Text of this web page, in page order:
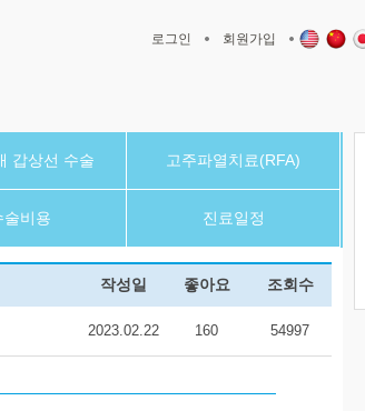
로그인 회원가입
갑상선 수술 고주파열치료(RFA)
술비용 진료일정
작성일 좋아요 조회수
2023.02.22 160 54997